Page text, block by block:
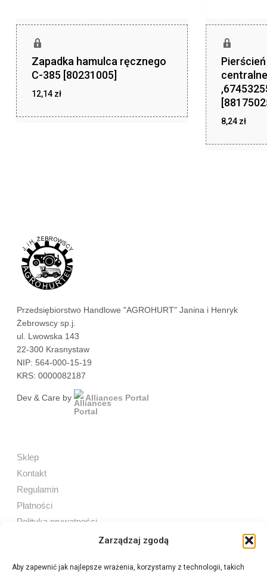
Zarządzaj zgodą
Aby zapewnić jak najlepsze wrażenia, korzystamy z technologii, takich
Zapadka hamulca ręcznego
C-385 [80231005]
12,14 zł
8,24 zł
Przedsiębiorstwo Handlowe "AGROHURT" Janina i Henryk
Żebrowscy sp.j.
ul. Lwowska 143
22-300 Krasnystaw
NIP: 564-000-15-19
KRS: 0000082187
Dev & Care by Alliances Portal
Sklep
Kontakt
Regulamin
Płatności
Polityka prywatności